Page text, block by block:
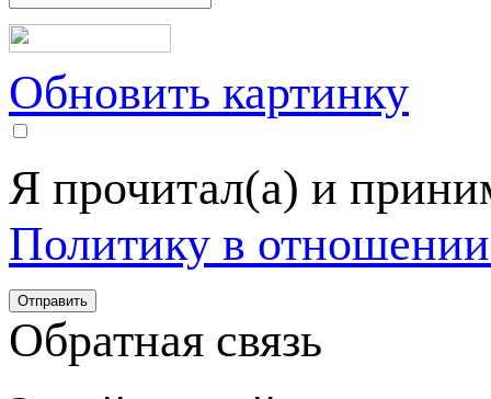
Обновить картинку
Я прочитал(а) и
Политику в
Обратная связь